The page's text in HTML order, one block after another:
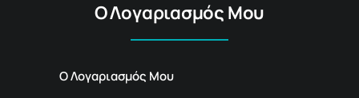
Ο Λογαριασμός Μου
Ο Λογαριασμός Μου